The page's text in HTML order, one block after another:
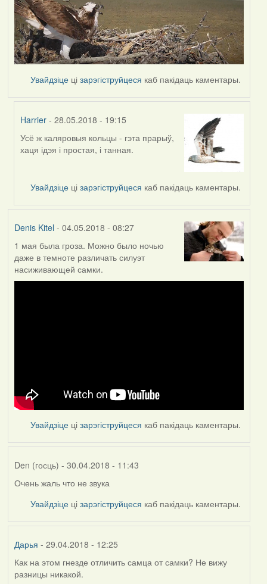
Увайдзіце цізарэгіструйцеся каб пакідаць каментары.
Harrier - 28.05.2018 - 19:15
In
reply
Denis
Kitel
Усё ж каляровыя кольцы - гэта прарыў,
хаця ідэя і простая, і танная.
Увайдзіце цізарэгіструйцеся каб пакідаць каментары.
Denis Kitel - 04.05.2018 - 08:27
1 мая была гроза. Можно было ночью
даже в темноте различать силуэт
насиживающей самки.
Увайдзіце цізарэгіструйцеся каб пакідаць каментары.
Den (госць) - 30.04.2018 - 11:43
Очень жаль что не звука
Увайдзіце цізарэгіструйцеся каб пакідаць каментары.
Дарья - 29.04.2018 - 12:25
Как на этом гнезде отличить самца от самки? Не вижу
разницы никакой.